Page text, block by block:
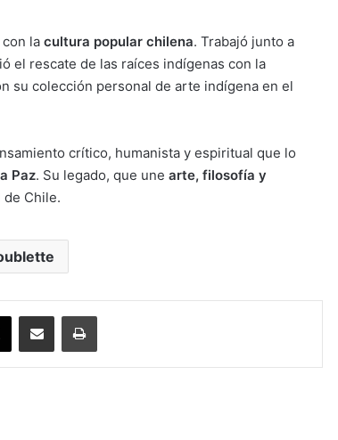
la cultura popular chilena. Trabajó junto a
el rescate de las raíces indígenas con la
su colección personal de arte indígena en el
crítico, humanista y espiritual que lo
Paz. Su legado, que une arte, filosofía y
de Chile.
X Enviar vía email Imprimir